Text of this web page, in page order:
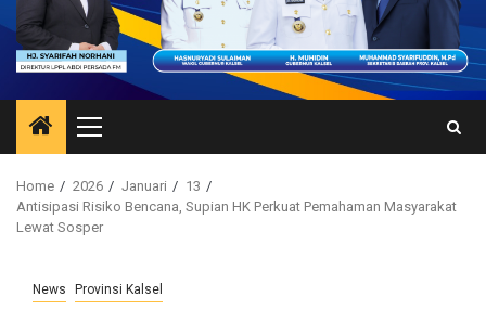
Primary
Menu
Home 2026 Januari
13
Antisipasi Risiko Bencana, Supian HK Perkuat Pemahaman Masyarakat
Lewat Sosper
News Provinsi Kalsel